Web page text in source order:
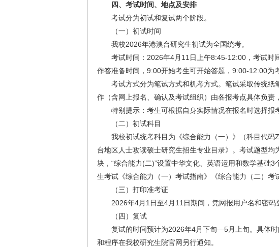
四、考试时间、地点及安排
考试分为初试和复试两个阶段。
（一）初试时间
我校2026年港澳台研究生初试为全国统考。
考试时间：2026年4月11日上午8:45-12:00，考试时
作答准备时间，9:00开始考生可开始答题，9:00-12:00为
考试方式分为笔试方式和机考方式。笔试采取传统
作（含网上报名、确认及考试组织）由各报考点具体负责
特别提示：考生可根据自身实际情况在报名时选择报
（二）初试科目
我校初试统考科目为《综合能力（一）》
（科目代
台地区人士攻读硕士研究生招生专业目录》。考试题型
块，“综合能力(二)”设置中华文化、英语运用和数学基础
生考试《综合能力（一）考试指南》《综合能力（二）
（三）打印准考证
2026年4月1日至4月11日期间，凭网报用户名和密码
（四）复试
复试的时间预计为2026年4月下旬—5月上旬。具体
和程序在我校研究生院官网另行通知。